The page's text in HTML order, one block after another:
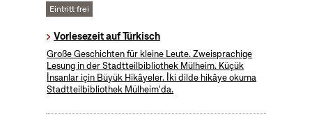
Eintritt frei
Vorlesezeit auf Türkisch
Große Geschichten für kleine Leute. Zweisprachige
Lesung in der Stadtteilbibliothek Mülheim. Küçük
İnsanlar için Büyük Hikâyeler. İki dilde hikâye okuma
Stadtteilbibliothek Mülheim'da.